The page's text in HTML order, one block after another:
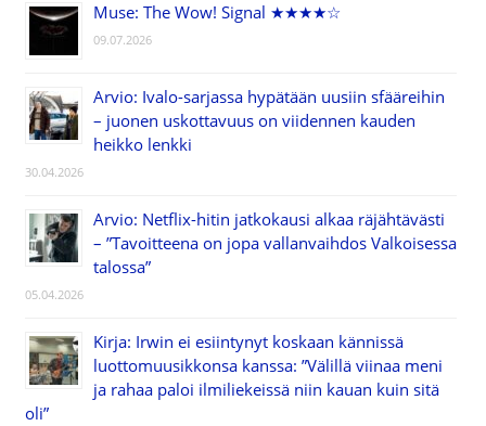
Muse: The Wow! Signal ★★★★☆
09.07.2026
Arvio: Ivalo-sarjassa hypätään uusiin sfääreihin
– juonen uskottavuus on viidennen kauden
heikko lenkki
30.04.2026
Arvio: Netflix-hitin jatkokausi alkaa räjähtävästi
– ”Tavoitteena on jopa vallanvaihdos Valkoisessa
talossa”
05.04.2026
Kirja: Irwin ei esiintynyt koskaan kännissä
luottomuusikkonsa kanssa: ”Välillä viinaa meni
ja rahaa paloi ilmiliekeissä niin kauan kuin sitä
oli”